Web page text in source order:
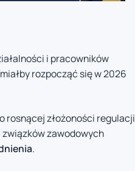
i pracowników
rozpocząć się w 2026
rosnącej złożoności regulacji
zawodowych
.